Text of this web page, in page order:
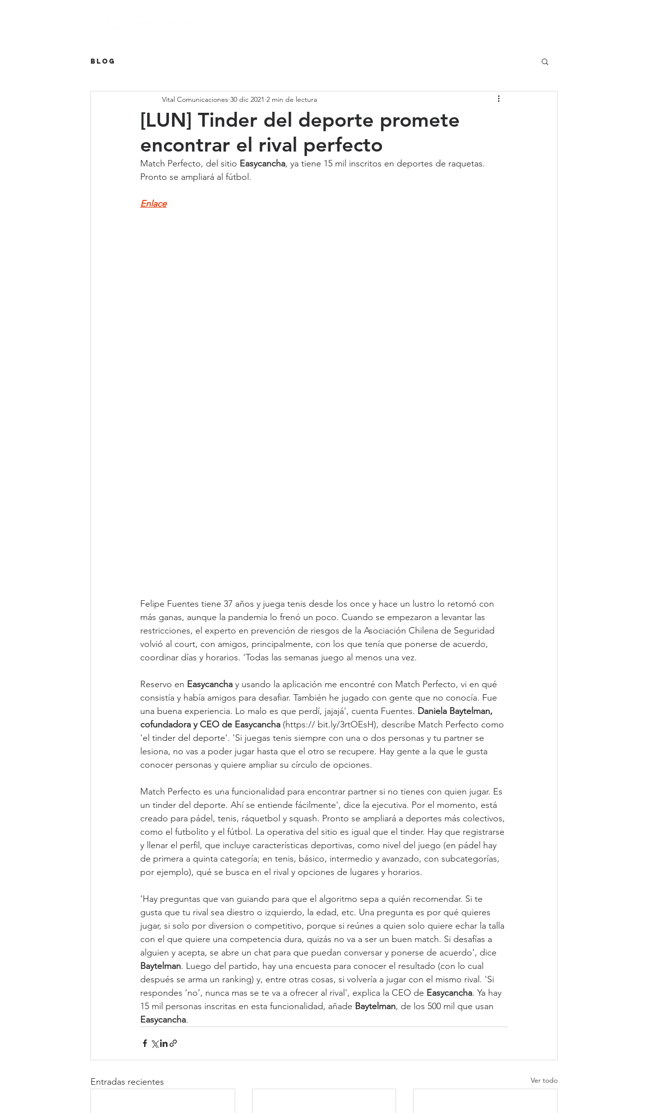
Blog
[LUN] Tinder del deporte promete
encontrar el rival perfecto
Vital Comunicaciones 30 dic 2021 2 min de lectura
Match Perfecto, del sitio Easycancha, ya tiene 15 mil inscritos en deportes de raquetas.
Pronto se ampliará al fútbol.
Enlace
Felipe Fuentes tiene 37 años y juega tenis desde los once y hace un lustro lo retomó con
más ganas, aunque la pandemia lo frenó un poco. Cuando se empezaron a levantar las
restricciones, el experto en prevención de riesgos de la Asociación Chilena de Seguridad
volvió al court, con amigos, principalmente, con los que tenía que ponerse de acuerdo,
coordinar días y horarios. 'Todas las semanas juego al menos una vez.
Reservo en Easycancha y usando la aplicación me encontré con Match Perfecto, vi en qué
consistía y había amigos para desafiar. También he jugado con gente que no conocía. Fue
una buena experiencia. Lo malo es que perdí, jajajá', cuenta Fuentes. Daniela Baytelman,
cofundadora y CEO de Easycancha (https:// bit.ly/3rtOEsH), describe Match Perfecto como
'el tinder del deporte'. 'Si juegas tenis siempre con una o dos personas y tu partner se
lesiona, no vas a poder jugar hasta que el otro se recupere. Hay gente a la que le gusta
conocer personas y quiere ampliar su círculo de opciones.
Match Perfecto es una funcionalidad para encontrar partner si no tienes con quien jugar. Es
un tinder del deporte. Ahí se entiende fácilmente', dice la ejecutiva. Por el momento, está
creado para pádel, tenis, ráquetbol y squash. Pronto se ampliará a deportes más colectivos,
como el futbolito y el fútbol. La operativa del sitio es igual que el tinder. Hay que registrarse
y llenar el perfil, que incluye características deportivas, como nivel del juego (en pádel hay
de primera a quinta categoría; en tenis, básico, intermedio y avanzado, con subcategorías,
por ejemplo), qué se busca en el rival y opciones de lugares y horarios.
'Hay preguntas que van guiando para que el algoritmo sepa a quién recomendar. Si te
gusta que tu rival sea diestro o izquierdo, la edad, etc. Una pregunta es por qué quieres
jugar, si solo por diversion o competitivo, porque si reúnes a quien solo quiere echar la talla
con el que quiere una competencia dura, quizás no va a ser un buen match. Si desafías a
alguien y acepta, se abre un chat para que puedan conversar y ponerse de acuerdo', dice
Baytelman. Luego del partido, hay una encuesta para conocer el resultado (con lo cual
después se arma un ranking) y, entre otras cosas, si volvería a jugar con el mismo rival. 'Si
respondes ‘no’, nunca mas se te va a ofrecer al rival', explica la CEO de Easycancha. Ya hay
15 mil personas inscritas en esta funcionalidad, añade Baytelman, de los 500 mil que usan
Easycancha.
Entradas recientes Ver todo